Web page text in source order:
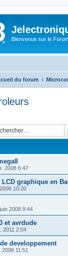
Bienvenue sur le
du forum
2008 6:47
graphique en
10:20
2008 9:44
et avrdude
2011 2:04
developpement
2008 11:51